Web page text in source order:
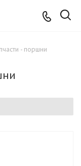
- поршни